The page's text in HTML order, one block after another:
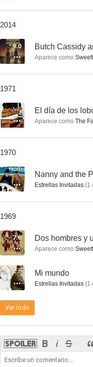
8.0
2014
9.0 Butch Cassidy
Aparece como
1971
-- El día de los
Aparece como The
1970
-- Nanny and the
Estrellas Invitadas (1
1969
7.8 Dos hombres y
Aparece como
-- Mi mundo
Estrellas Invitadas (1
Ver todo